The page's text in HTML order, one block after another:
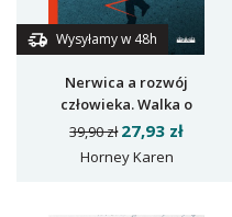
Wysyłamy w 48h
Nerwica a rozwój
człowieka. Walka o
samorealizację
39,90 zł 27,93 zł
Horney Karen